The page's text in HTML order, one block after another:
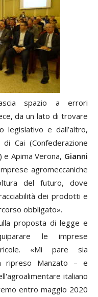
spazio a errori
da un lato di trovare
legislativo e dall’altro,
Cai (Confederazione
e Apima Verona, Gianni
agromeccaniche
del futuro, dove
dei prodotti e
obbligato».
proposta di legge e
le imprese
«Mi pare sia
ripreso Manzato – e
italiano
entro maggio 2020